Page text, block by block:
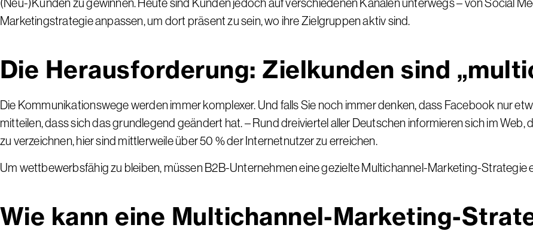
Marketingstrategie anpassen, um dort präsent zu sein, wo ihre Zielgruppen aktiv sind.
Die Herausforderung: Zielkunden sind
Die Kommunikationswege werden immer komplexer. Und falls Sie noch immer denken, dass Facebook nur
mitteilen, dass sich das grundlegend geändert hat. – Rund dreiviertel aller Deutschen informieren sich im
zu verzeichnen, hier sind mittlerweile über 50 % der Internetnutzer zu erreichen.
Um wettbewerbsfähig zu bleiben, müssen B2B-Unternehmen eine gezielte Multichannel-Marketing-Strategie
Wie kann eine Multichannel-Marketing-